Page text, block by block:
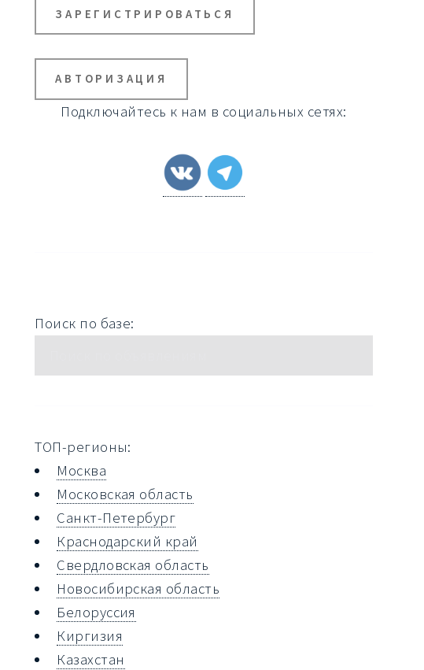
ЗАРЕГИСТРИРОВАТЬСЯ
АВТОРИЗАЦИЯ
Подключайтесь к нам в социальных сетях:
Поиск по базе:
ТОП-регионы:
Москва
Московская область
Санкт-Петербург
Краснодарский край
Свердловская область
Новосибирская область
Белоруссия
Киргизия
Казахстан